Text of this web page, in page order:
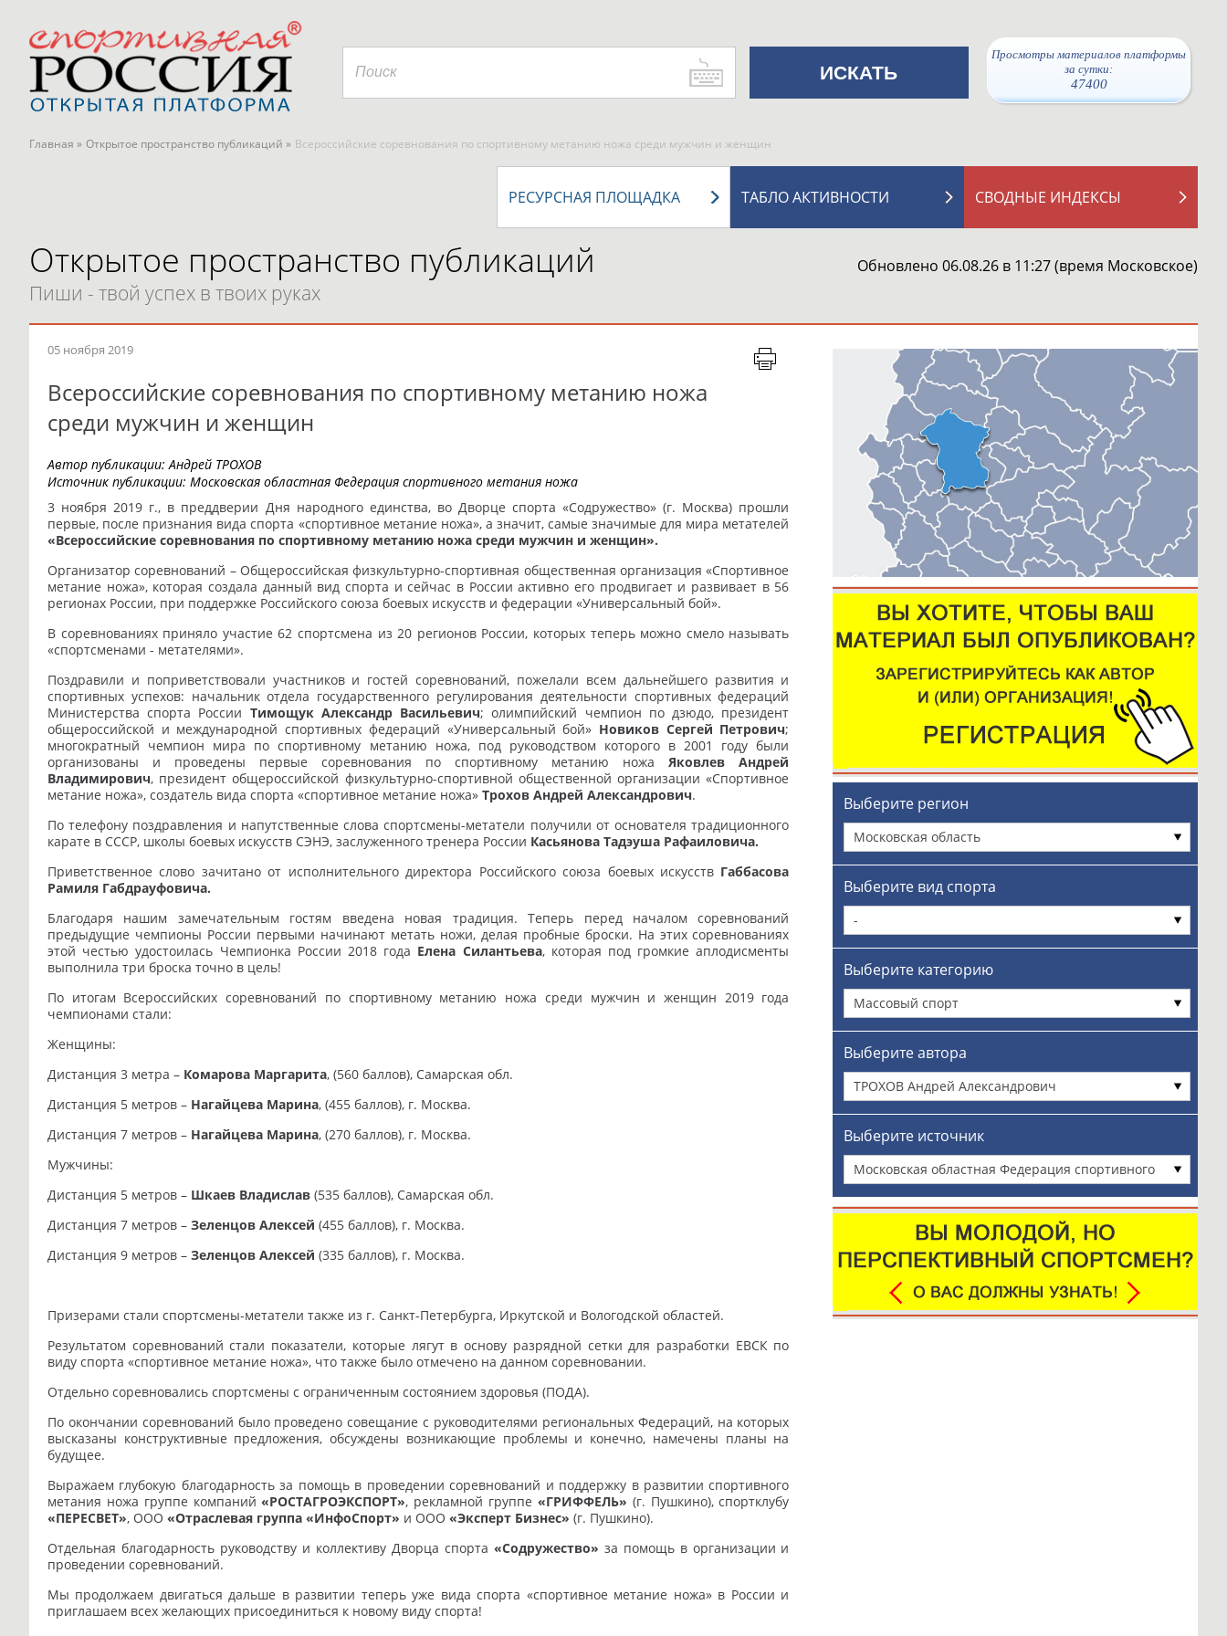
Просмотры материалов платформы
за сутки:
47400
Главная » Открытое пространство публикаций » Всероссийские соревнования по спортивному метанию ножа среди мужчин и женщин
СВОДНЫЕ ИНДЕКСЫ
ТАБЛО АКТИВНОСТИ
РЕСУРСНАЯ ПЛОЩАДКА
Открытое пространство публикаций
Пиши - твой успех в твоих руках
Обновлено 06.08.26 в 11:27 (время Московское)
05 ноября 2019
Всероссийские соревнования по спортивному метанию ножа
среди мужчин и женщин
Автор публикации:Андрей ТРОХОВ
Источник публикации: Московская областная Федерация спортивного метания ножа
3 ноября 2019 г., в преддверии Дня народного единства, во Дворце спорта «Содружество» (г. Москва) прошли
первые, после признания вида спорта «спортивное метание ножа», а значит, самые значимые для мира метателей
«Всероссийские соревнования по спортивному метанию ножа среди мужчин и женщин».
Организатор соревнований – Общероссийская физкультурно-спортивная общественная организация «Спортивное
метание ножа», которая создала данный вид спорта и сейчас в России активно его продвигает и развивает в 56
регионах России, при поддержке Российского союза боевых искусств и федерации «Универсальный бой».
В соревнованиях приняло участие 62 спортсмена из 20 регионов России, которых теперь можно смело называть
«спортсменами - метателями».
Поздравили и поприветствовали участников и гостей соревнований, пожелали всем дальнейшего развития и
спортивных успехов: начальник отдела государственного регулирования деятельности спортивных федераций
Министерства спорта России Тимощук Александр Васильевич; олимпийский чемпион по дзюдо, президент
общероссийской и международной спортивных федераций «Универсальный бой» Новиков Сергей Петрович;
многократный чемпион мира по спортивному метанию ножа, под руководством которого в 2001 году были
организованы и проведены первые соревнования по спортивному метанию ножаЯковлев Андрей
Владимирович, президент общероссийской физкультурно-спортивной общественной организации «Спортивное
метание ножа», создатель вида спорта «спортивное метание ножа» Трохов Андрей Александрович.
По телефону поздравления и напутственные слова спортсмены-метатели получили от основателя традиционного
карате в СССР, школы боевых искусств СЭНЭ, заслуженного тренера России Касьянова Тадэуша Рафаиловича.
Приветственное слово зачитано от исполнительного директора Российского союза боевых искусств Габбасова
Рамиля Габдрауфовича.
Благодаря нашим замечательным гостям введена новая традиция. Теперь перед началом соревнований
предыдущие чемпионы России первыми начинают метать ножи, делая пробные броски. На этих соревнованиях
этой честью удостоилась Чемпионка России 2018 года Елена Силантьева, которая под громкие аплодисменты
выполнила три броска точно в цель!
По итогам Всероссийских соревнований по спортивному метанию ножа среди мужчин и женщин 2019 года
чемпионами стали:
Женщины:
Дистанция 3 метра – Комарова Маргарита, (560 баллов), Самарская обл.
Дистанция 5 метров – Нагайцева Марина, (455 баллов), г. Москва.
Дистанция 7 метров – Нагайцева Марина, (270 баллов), г. Москва.
Мужчины:
Дистанция 5 метров – Шкаев Владислав (535 баллов), Самарская обл.
Дистанция 7 метров – Зеленцов Алексей (455 баллов), г. Москва.
Дистанция 9 метров – Зеленцов Алексей (335 баллов), г. Москва.
Призерами стали спортсмены-метатели также из г. Санкт-Петербурга, Иркутской и Вологодской областей.
Результатом соревнований стали показатели, которые лягут в основу разрядной сетки для разработки ЕВСК по
виду спорта «спортивное метание ножа», что также было отмечено на данном соревновании.
Отдельно соревновались спортсмены с ограниченным состоянием здоровья (ПОДА).
По окончании соревнований было проведено совещание с руководителями региональных Федераций, на которых
высказаны конструктивные предложения, обсуждены возникающие проблемы и конечно, намечены планы на
будущее.
Выражаем глубокую благодарность за помощь в проведении соревнований и поддержку в развитии спортивного
метания ножа группе компаний«РОСТАГРОЭКСПОРТ», рекламной группе «ГРИФФЕЛЬ» (г. Пушкино), спортклубу
«ПЕРЕСВЕТ», ООО «Отраслевая группа «ИнфоСпорт» и ООО «Эксперт Бизнес» (г. Пушкино).
Отдельная благодарность руководству и коллективу Дворца спорта «Содружество» за помощь в организации и
проведении соревнований.
Мы продолжаем двигаться дальше в развитии теперь уже вида спорта «спортивное метание ножа» в России и
приглашаем всех желающих присоединиться к новому виду спорта!
Выберите регион
Московская область
Выберите вид спорта
-
Выберите категорию
Массовый спорт
Выберите автора
ТРОХОВ Андрей Александрович
Выберите источник
Московская областная Федерация спортивного
метания ножа